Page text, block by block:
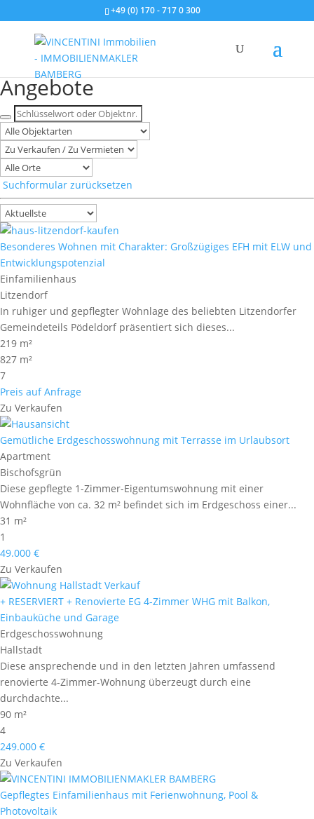
+49 (0) 170 - 717 0 300
Unsere aktuellen Immobilien-
Angebote
Suchformular zurücksetzen
Besonderes Wohnen mit Charakter: Großzügiges EFH mit ELW und
Entwicklungspotenzial
Einfamilienhaus
Litzendorf
In ruhiger und gepflegter Wohnlage des beliebten Litzendorfer
Gemeindeteils Pödeldorf präsentiert sich dieses...
219 m²
827 m²
7
Preis auf Anfrage
Zu Verkaufen
Gemütliche Erdgeschosswohnung mit Terrasse im Urlaubsort
Apartment
Bischofsgrün
Diese gepflegte 1-Zimmer-Eigentumswohnung mit einer
Wohnfläche von ca. 32 m² befindet sich im Erdgeschoss einer...
31 m²
1
49.000 €
Zu Verkaufen
+ RESERVIERT + Renovierte EG 4-Zimmer WHG mit Balkon,
Einbauküche und Garage
Erdgeschosswohnung
Hallstadt
Diese ansprechende und in den letzten Jahren umfassend
renovierte 4-Zimmer-Wohnung überzeugt durch eine
durchdachte...
90 m²
4
249.000 €
Zu Verkaufen
Gepflegtes Einfamilienhaus mit Ferienwohnung, Pool &
Photovoltaik